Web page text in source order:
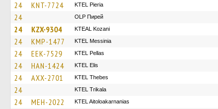
24 KNT-7724 KTEL Pieria
24 OLP Пирей
24 KZX-9304 KTEAL Kozani
24 KMP-1477 KTEL Messinia
24 EEK-7529 KTEL Pellas
24 HAN-1424 KTEL Elis
24 AXX-2701 KTEL Thebes
24 ΚΤΕL Τrikala
24 MEH-2022 KTEL Aitoloakarnanias